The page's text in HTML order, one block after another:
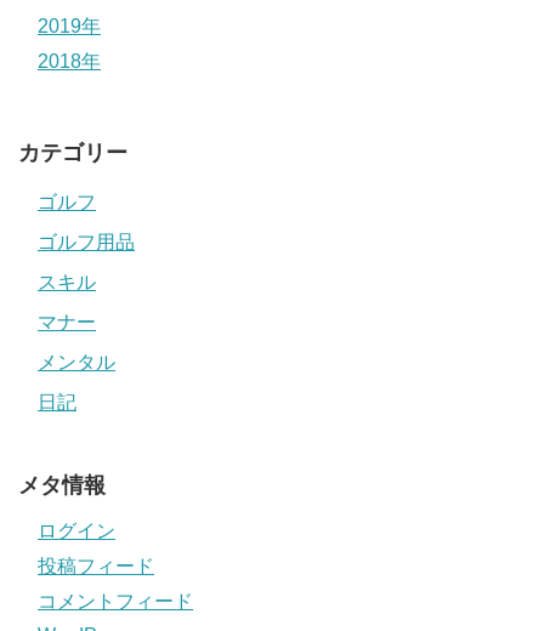
2019年
2018年
カテゴリー
ゴルフ
ゴルフ用品
スキル
マナー
メンタル
日記
メタ情報
ログイン
投稿フィード
コメントフィード